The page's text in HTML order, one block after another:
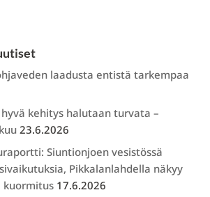
laadusta entistä tarkempaa
kehitys halutaan turvata –
23.6.2026
Siuntionjoen vesistössä
Pikkalanlahdella näkyy
kuormitus 17.6.2026